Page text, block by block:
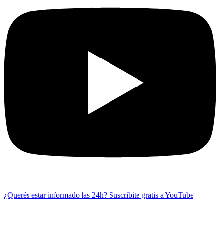
¿Querés estar informado las 24h? Suscribite gratis a YouTube